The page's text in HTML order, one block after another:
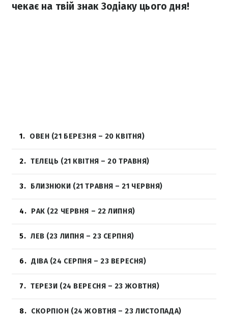
чекає на твій знак Зодіаку цього дня!
1 ОВЕН (21 БЕРЕЗНЯ – 20 КВІТНЯ)
2 ТЕЛЕЦЬ (21 КВІТНЯ – 20 ТРАВНЯ)
3 БЛИЗНЮКИ (21 ТРАВНЯ – 21 ЧЕРВНЯ)
4 РАК (22 ЧЕРВНЯ – 22 ЛИПНЯ)
5 ЛЕВ (23 ЛИПНЯ – 23 СЕРПНЯ)
6 ДІВА (24 СЕРПНЯ – 23 ВЕРЕСНЯ)
7 ТЕРЕЗИ (24 ВЕРЕСНЯ – 23 ЖОВТНЯ)
8 СКОРПІОН (24 ЖОВТНЯ – 23 ЛИСТОПАДА)